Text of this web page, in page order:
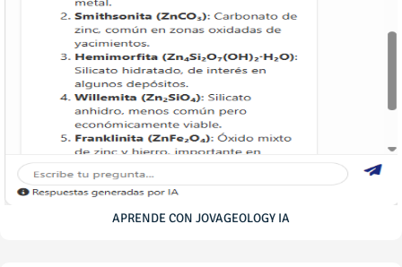
APRENDE CON JOVAGEOLOGY IA